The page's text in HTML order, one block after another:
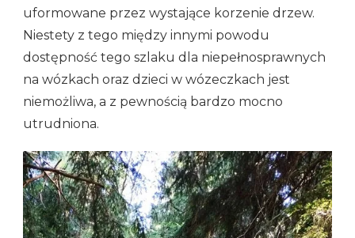
uformowane przez wystające korzenie drzew.
Niestety z tego między innymi powodu
dostępność tego szlaku dla niepełnosprawnych
na wózkach oraz dzieci w wózeczkach jest
niemożliwa, a z pewnością bardzo mocno
utrudniona.